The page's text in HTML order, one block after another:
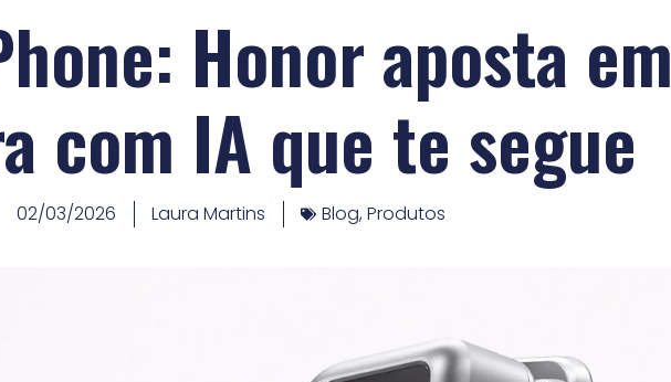
Honor aposta em
com IA que te segue
02/03/2026 Laura Martins Blog,Produtos